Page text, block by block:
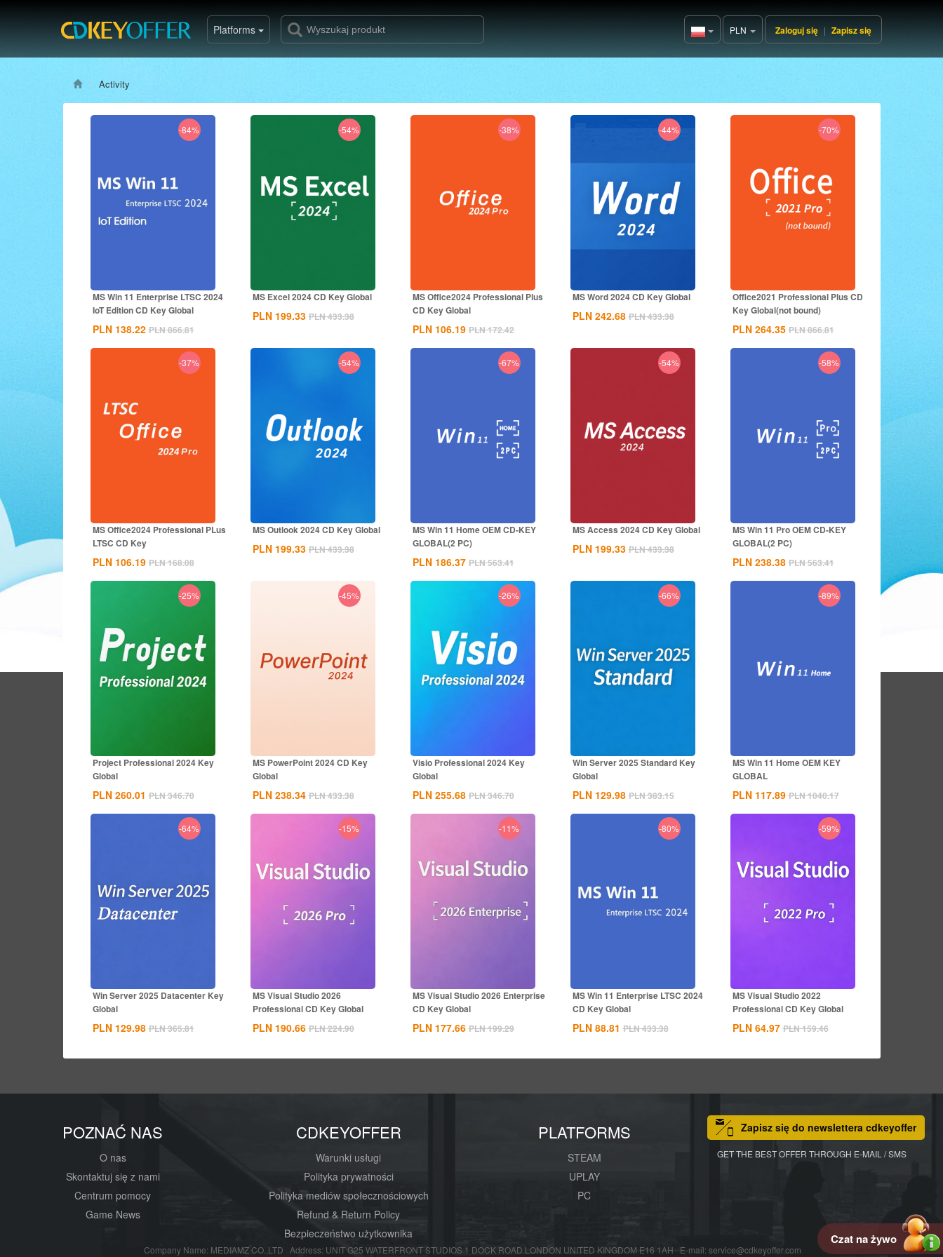
Platforms Poland(Polski)
PLN Zaloguj się | Zapisz się
Activity
-84%
MS Win 11 Enterprise LTSC 2024
IoT Edition CD Key Global
PLN 138.22 PLN 866.81
-54%
MS Excel 2024 CD Key Global
PLN 199.33 PLN 433.38
-38%
MS Office2024 Professional Plus
CD Key Global
PLN 106.19 PLN 172.42
-44%
MS Word 2024 CD Key Global
PLN 242.68 PLN 433.38
-70%
Office2021 Professional Plus CD
Key Global(not bound)
PLN 264.35 PLN 866.81
-37%
MS Office2024 Professional PLus
LTSC CD Key
PLN 106.19 PLN 168.08
-54%
MS Outlook 2024 CD Key Global
PLN 199.33 PLN 433.38
-67%
MS Win 11 Home OEM CD-KEY
GLOBAL(2 PC)
PLN 186.37 PLN 563.41
-54%
MS Access 2024 CD Key Global
PLN 199.33 PLN 433.38
-58%
MS Win 11 Pro OEM CD-KEY
GLOBAL(2 PC)
PLN 238.38 PLN 563.41
-25%
Project Professional 2024 Key
Global
PLN 260.01 PLN 346.70
-45%
MS PowerPoint 2024 CD Key
Global
PLN 238.34 PLN 433.38
-26%
Visio Professional 2024 Key
Global
PLN 255.68 PLN 346.70
-66%
Win Server 2025 Standard Key
Global
PLN 129.98 PLN 383.15
-89%
MS Win 11 Home OEM KEY
GLOBAL
PLN 117.89 PLN 1040.17
-64%
Win Server 2025 Datacenter Key
Global
PLN 129.98 PLN 365.81
-15%
MS Visual Studio 2026
Professional CD Key Global
PLN 190.66 PLN 224.90
-11%
MS Visual Studio 2026 Enterprise
CD Key Global
PLN 177.66 PLN 199.29
-80%
MS Win 11 Enterprise LTSC 2024
CD Key Global
PLN 88.81 PLN 433.38
-59%
MS Visual Studio 2022
Professional CD Key Global
PLN 64.97 PLN 159.46
POZNAĆ NAS
O nas
Skontaktuj się z nami
Centrum pomocy
Game News
CDKEYOFFER
Warunki usługi
Polityka prywatności
Polityka mediów społecznościowych
Refund & Return Policy
Bezpieczeństwo użytkownika
PLATFORMS
STEAM
UPLAY
PC
Zapisz się do newslettera cdkeyoffer
GET THE BEST OFFER THROUGH E-MAIL / SMS
Company Name: MEDIAMZ CO.,LTD Address: UNIT G25 WATERFRONT STUDIOS 1 DOCK ROAD LONDON UNITED KINGDOM E16 1AH E-mail: service@cdkeyoffer.com
Czat na żywo